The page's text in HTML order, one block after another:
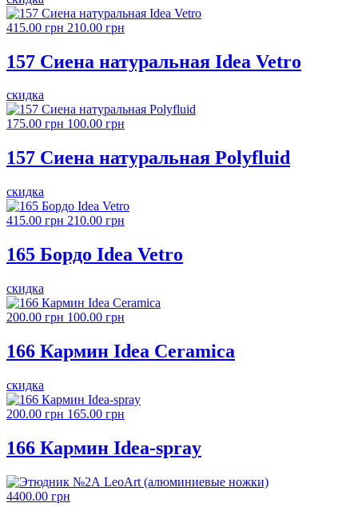
415.00 грн 210.00 грн
157 Сиена натуральная Idea Vetro
скидка
175.00 грн 100.00 грн
157 Сиена натуральная Polyfluid
скидка
415.00 грн 210.00 грн
165 Бордо Idea Vetro
скидка
200.00 грн 100.00 грн
166 Кармин Idea Ceramica
скидка
200.00 грн 165.00 грн
166 Кармин Idea-spray
4400.00 грн